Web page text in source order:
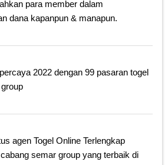
para member dalam
dana kapanpun & manapun.
2022 dengan 99 pasaran togel
agen Togel Online Terlengkap
semar group yang terbaik di